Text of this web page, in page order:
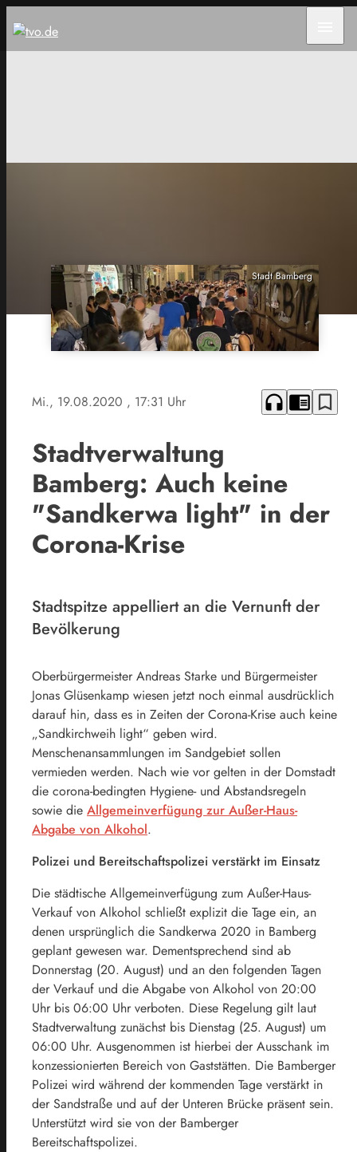
Stadt Bamberg
Mi., 19.08.2020 , 17:31 Uhr headphones chrome_reader_mode bookmark_border
Stadtverwaltung
Bamberg: Auch keine
"Sandkerwa light" in der
Corona-Krise
Stadtspitze appelliert an die Vernunft der
Bevölkerung
Oberbürgermeister Andreas Starke und Bürgermeister
Jonas Glüsenkamp wiesen jetzt noch einmal ausdrücklich
darauf hin, dass es in Zeiten der Corona-Krise auch keine
„Sandkirchweih light“ geben wird.
Menschenansammlungen im Sandgebiet sollen
vermieden werden. Nach wie vor gelten in der Domstadt
die corona-bedingten Hygiene- und Abstandsregeln
sowie die Allgemeinverfügung zur Außer-Haus-
Abgabe von Alkohol.
Polizei und Bereitschaftspolizei verstärkt im Einsatz
Die städtische Allgemeinverfügung zum Außer-Haus-
Verkauf von Alkohol schließt explizit die Tage ein, an
denen ursprünglich die Sandkerwa 2020 in Bamberg
geplant gewesen war. Dementsprechend sind ab
Donnerstag (20. August) und an den folgenden Tagen
der Verkauf und die Abgabe von Alkohol von 20:00
Uhr bis 06:00 Uhr verboten. Diese Regelung gilt laut
Stadtverwaltung zunächst bis Dienstag (25. August) um
06:00 Uhr. Ausgenommen ist hierbei der Ausschank im
konzessionierten Bereich von Gaststätten. Die Bamberger
Polizei wird während der kommenden Tage verstärkt in
der Sandstraße und auf der Unteren Brücke präsent sein.
Unterstützt wird sie von der Bamberger
Bereitschaftspolizei.